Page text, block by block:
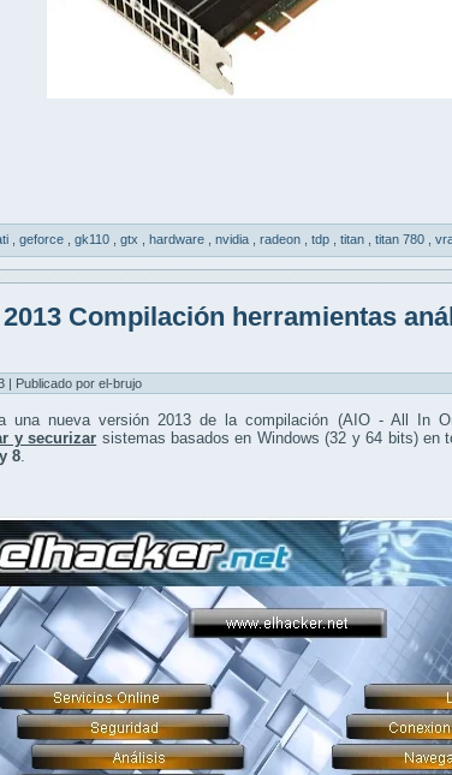
geforce gk110 gtx hardware nvidia radeon tdp titan titan 780
2013 Compilación herramientas
| Publicado por el-brujo
una nueva versión 2013 de la compilación (AIO - All In
y securizar sistemas basados en Windows (32 y 64 bits) en
8